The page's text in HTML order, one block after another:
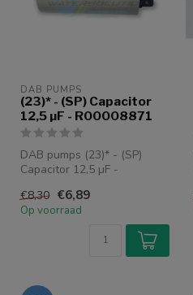
DAB PUMPS
(23)* - (SP) Capacitor
12,5 µF - R00008871
DAB pumps (23)* - (SP)
Capacitor 12,5 µF -
Passend voor volgende
mode...
€8,30 €6,89
Op voorraad